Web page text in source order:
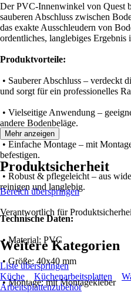
Der PVC-Innenwinkel von Quest
sauberen Abschluss zwischen
das exakte Ausschleudern von
ordentliches, langlebiges
Produktvorteile:
• Sauberer Abschluss – verdeckt
und sorgt für ein professionelles
• Vielseitige Anwendung –
andere Bodenbeläge.
• Einfache Montage – mit
befestigen.
• Robust & pflegeleicht – aus
reinigen und langlebig.
Technische Daten:
• Material: PVC
• Größe: 40x40 mm
• Montage: mit Montagekleber
Mehr anzeigen
Produktsicherheit
Bereich überspringen
Verantwortlich für
Weitere Kategorien
Liste überspringen
Küche
Küchenarbeitsplatten
Arbeitsplattenzubehör